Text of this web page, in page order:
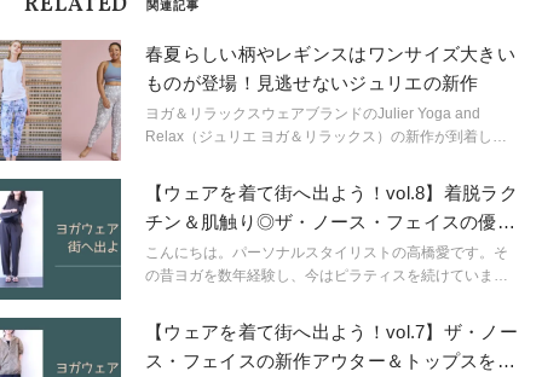
関連記事
春夏らしい柄やレギンスはワンサイズ大きい
ものが登場！見逃せないジュリエの新作
ヨガ＆リラックスウェアブランドのJulier Yoga and
Relax（ジュリエ ヨガ＆リラックス）の新作が到着しま
らに沢山の方に合うサイズ展開となったので必見です。
【ウェアを着て街へ出よう！vol.8】着脱ラク
チン＆肌触り◎ザ・ノース・フェイスの優秀
アイテム
こんにちは。パーソナルスタイリストの高橋愛です。そ
の昔ヨガを数年経験し、今はピラティスを続けていま
着て街へ出よう！」をコンセプトに、人気のヨガウェア
＆スポーツウェアブランドからいつものスタイリングに
も取り入れやすいウェアを見つけ出し、コーディネート
【ウェアを着て街へ出よう！vol.7】ザ・ノー
ス・フェイスの新作アウター＆トップスをデ